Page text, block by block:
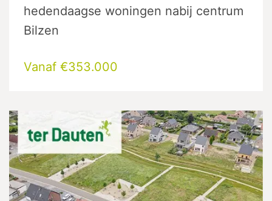
hedendaagse woningen nabij centrum
Bilzen
Vanaf €353.000